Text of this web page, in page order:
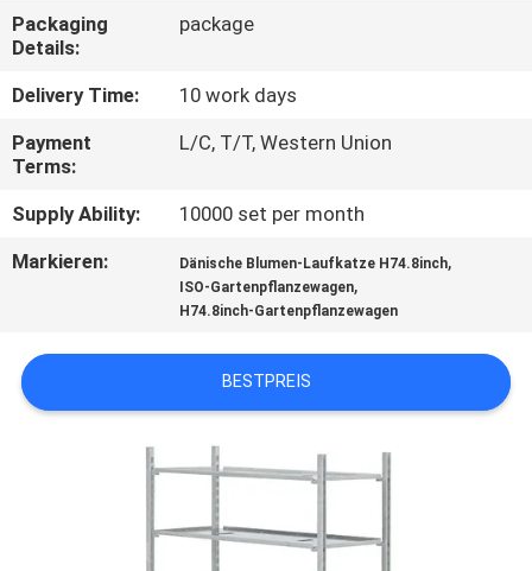
TRETEN
SIE
MIT
UNS
IN
VERBINDUNG
NACHRICHTEN
FORDERN
SIE EIN
Packaging
Details:
package
Delivery Time:
10 work days
Payment
Terms:
L/C, T/T, Western Union
Supply Ability:
10000 set per month
Markieren:
Dänische Blumen-Laufkatze H74.8inch,
ISO-Gartenpflanzewagen,
H74.8inch-Gartenpflanzewagen
BESTPREIS